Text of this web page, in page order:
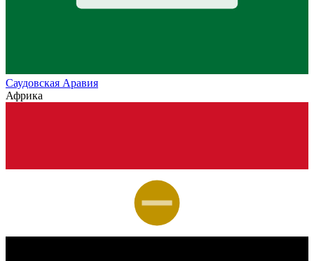
Саудовская Аравия
Африка